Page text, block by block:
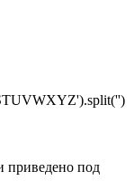
приведено под